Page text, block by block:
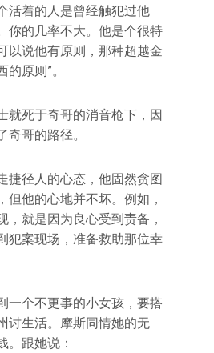
活着的人是曾经触犯过他
你的几率不大。他是个很特
以说他有原则，那种超越金
原则”。
就死于奇哥的消音枪下，因
奇哥的路径。
捷径人的心态，他固然贪图
但他的心地并不坏。例如，
，就是因为良心受到责备，
犯案现场，准备救助那位幸
一个不更事的小女孩，要搭
讨生活。摩斯同情她的无
。跟她说：